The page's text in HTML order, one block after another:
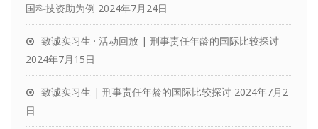
国科技资助为例 2024年7月24日
致诚实习生 · 活动回放 | 刑事责任年龄的国际比较探讨
2024年7月15日
致诚实习生 | 刑事责任年龄的国际比较探讨 2024年7月2
日